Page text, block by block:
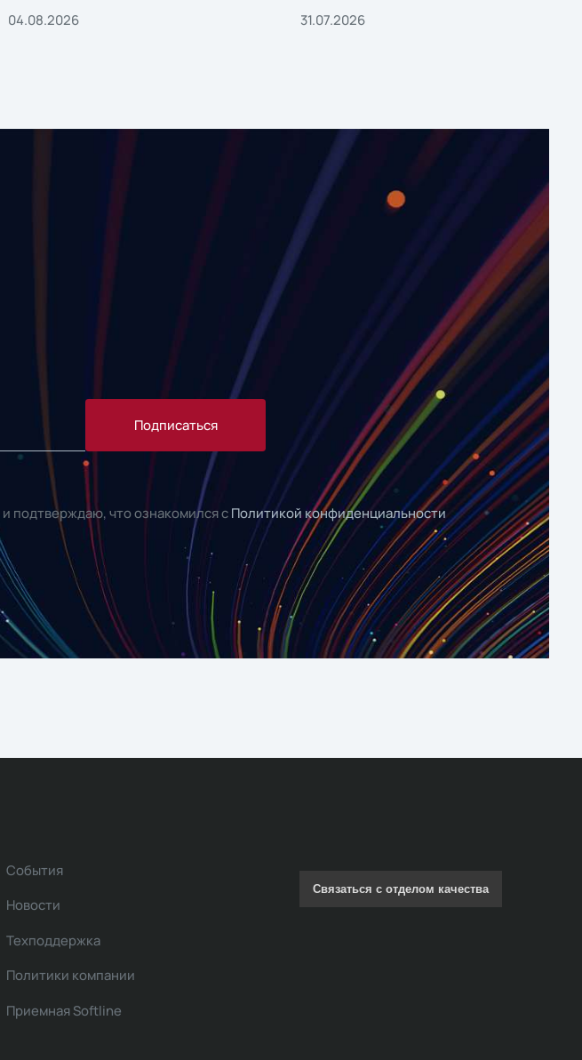
04.08.2026 31.07.2026
Подписаться
и подтверждаю, что ознакомился с Политикой конфиденциальности
События
Новости
Техподдержка
Политики компании
Приемная Softline
Связаться с отделом качества